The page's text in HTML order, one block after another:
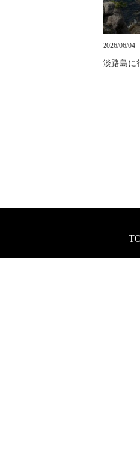
2026/06/04
淡路島に